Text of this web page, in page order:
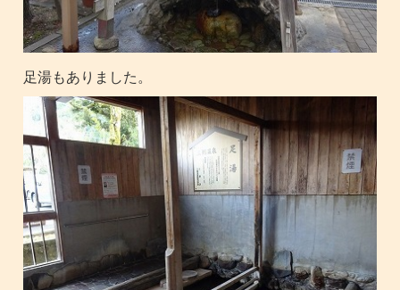
足湯もありました。